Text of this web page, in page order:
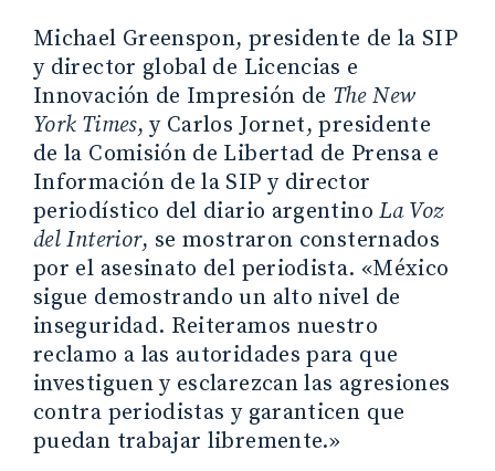
Michael Greenspon, presidente de la SIP
y director global de Licencias e
Innovación de Impresión de The New
York Times, y Carlos Jornet, presidente
de la Comisión de Libertad de Prensa e
Información de la SIP y director
periodístico del diario argentinoLa Voz
del Interior, se mostraron consternados
por el asesinato del periodista. «México
sigue demostrando un alto nivel de
inseguridad. Reiteramos nuestro
reclamo a las autoridades para que
investiguen y esclarezcan las agresiones
contra periodistas y garanticen que
puedan trabajar libremente.»